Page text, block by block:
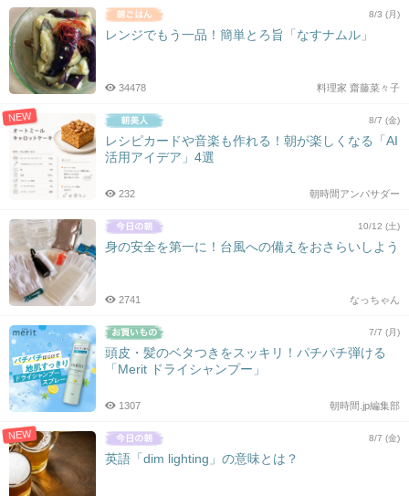
8/3 (月)
レンジでもう一品！簡単とろ旨「なすナムル」
料理家 齋藤菜々子
34478
NEW 8/7 (金)
レシピカードや音楽も作れる！朝が楽しくなる「AI
活用アイデア」4選
朝時間アンバサダー
232
10/12 (土)
身の安全を第一に！台風への備えをおさらいしよう
なっちゃん
2741
7/7 (月)
頭皮・髪のベタつきをスッキリ！パチパチ弾ける
「Merit ドライシャンプー」
朝時間.jp編集部
1307
NEW 8/7 (金)
英語「dim lighting」の意味とは？